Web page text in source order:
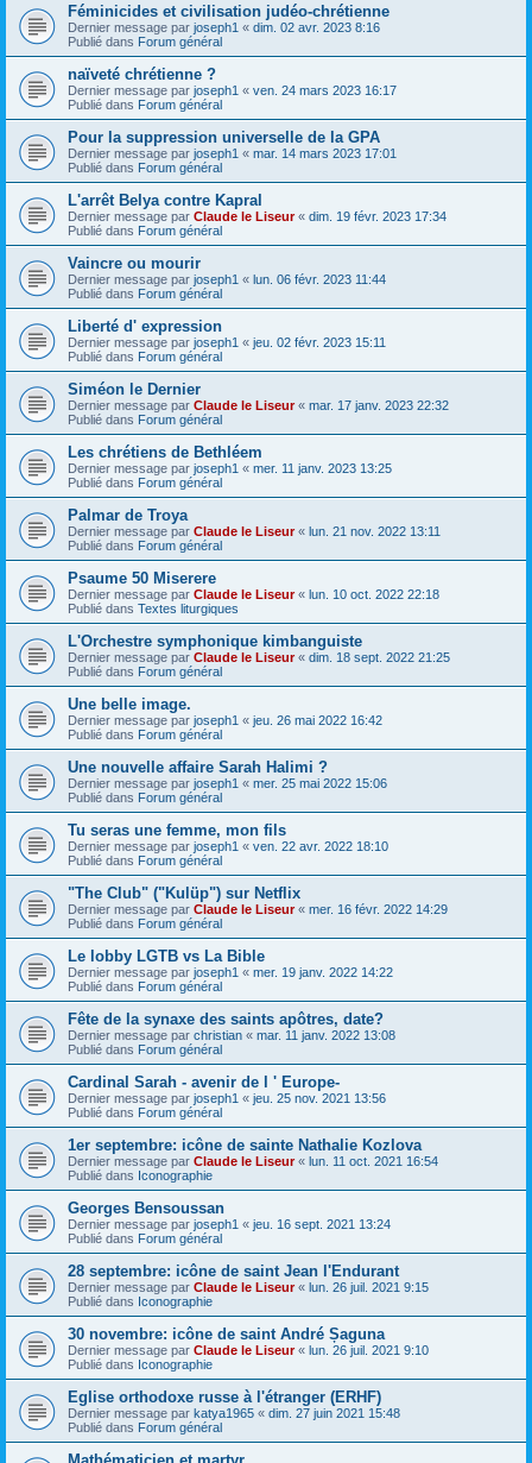
Féminicides et civilisation judéo-chrétienne
Dernier message par joseph1 « dim. 02 avr. 2023 8:16
Publié dans Forum général
naïveté chrétienne ?
Dernier message par joseph1 « ven. 24 mars 2023 16:17
Publié dans Forum général
Pour la suppression universelle de la GPA
Dernier message par joseph1 « mar. 14 mars 2023 17:01
Publié dans Forum général
L'arrêt Belya contre Kapral
Dernier message par Claude le Liseur« dim. 19 févr. 2023 17:34
Publié dans Forum général
Vaincre ou mourir
Dernier message par joseph1 « lun. 06 févr. 2023 11:44
Publié dans Forum général
Liberté d' expression
Dernier message par joseph1 « jeu. 02 févr. 2023 15:11
Publié dans Forum général
Siméon le Dernier
Dernier message par Claude le Liseur« mar. 17 janv. 2023 22:32
Publié dans Forum général
Les chrétiens de Bethléem
Dernier message par joseph1 « mer. 11 janv. 2023 13:25
Publié dans Forum général
Palmar de Troya
Dernier message par Claude le Liseur« lun. 21 nov. 2022 13:11
Publié dans Forum général
Psaume 50 Miserere
Dernier message par Claude le Liseur« lun. 10 oct. 2022 22:18
Publié dans Textes liturgiques
L'Orchestre symphonique kimbanguiste
Dernier message par Claude le Liseur« dim. 18 sept. 2022 21:25
Publié dans Forum général
Une belle image.
Dernier message par joseph1 « jeu. 26 mai 2022 16:42
Publié dans Forum général
Une nouvelle affaire Sarah Halimi ?
Dernier message par joseph1 « mer. 25 mai 2022 15:06
Publié dans Forum général
Tu seras une femme, mon fils
Dernier message par joseph1 « ven. 22 avr. 2022 18:10
Publié dans Forum général
"The Club" ("Kulüp") sur Netflix
Dernier message par Claude le Liseur« mer. 16 févr. 2022 14:29
Publié dans Forum général
Le lobby LGTB vs La Bible
Dernier message par joseph1 « mer. 19 janv. 2022 14:22
Publié dans Forum général
Fête de la synaxe des saints apôtres, date?
Dernier message par christian « mar. 11 janv. 2022 13:08
Publié dans Forum général
Cardinal Sarah - avenir de l ' Europe-
Dernier message par joseph1 « jeu. 25 nov. 2021 13:56
Publié dans Forum général
1er septembre: icône de sainte Nathalie Kozlova
Dernier message par Claude le Liseur« lun. 11 oct. 2021 16:54
Publié dans Iconographie
Georges Bensoussan
Dernier message par joseph1 « jeu. 16 sept. 2021 13:24
Publié dans Forum général
28 septembre: icône de saint Jean l'Endurant
Dernier message par Claude le Liseur« lun. 26 juil. 2021 9:15
Publié dans Iconographie
30 novembre: icône de saint André Șaguna
Dernier message par Claude le Liseur« lun. 26 juil. 2021 9:10
Publié dans Iconographie
Eglise orthodoxe russe à l'étranger (ERHF)
Dernier message par katya1965 « dim. 27 juin 2021 15:48
Publié dans Forum général
Mathématicien et martyr